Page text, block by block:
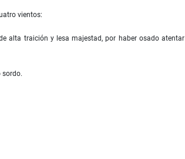
vientos:
alta traición y lesa majestad, por haber osado atentar
sordo.